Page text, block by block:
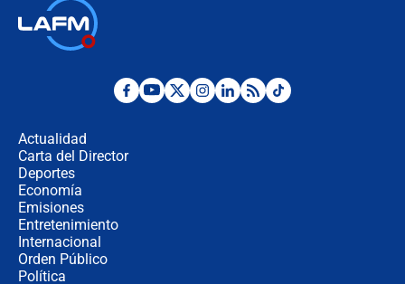
¿Por qué De la Espriella gobernará
Actualidad
Carta del Director
Deportes
Economía
Emisiones
Entretenimiento
Internacional
Orden Público
Política